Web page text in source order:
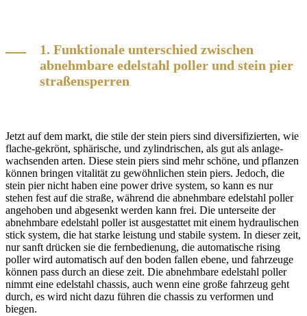
1. Funktionale unterschied zwischen
abnehmbare edelstahl poller und stein pier
straßensperren
Jetzt auf dem markt, die stile der stein piers sind diversifizierten, wie
flache-gekrönt, sphärische, und zylindrischen, als gut als anlage-
wachsenden arten. Diese stein piers sind mehr schöne, und pflanzen
können bringen vitalität zu gewöhnlichen stein piers. Jedoch, die
stein pier nicht haben eine power drive system, so kann es nur
stehen fest auf die straße, während die abnehmbare edelstahl poller
angehoben und abgesenkt werden kann frei. Die unterseite der
abnehmbare edelstahl poller ist ausgestattet mit einem hydraulischen
stick system, die hat starke leistung und stabile system. In dieser zeit,
nur sanft drücken sie die fernbedienung, die automatische rising
poller wird automatisch auf den boden fallen ebene, und fahrzeuge
können pass durch an diese zeit. Die abnehmbare edelstahl poller
nimmt eine edelstahl chassis, auch wenn eine große fahrzeug geht
durch, es wird nicht dazu führen die chassis zu verformen und
biegen.